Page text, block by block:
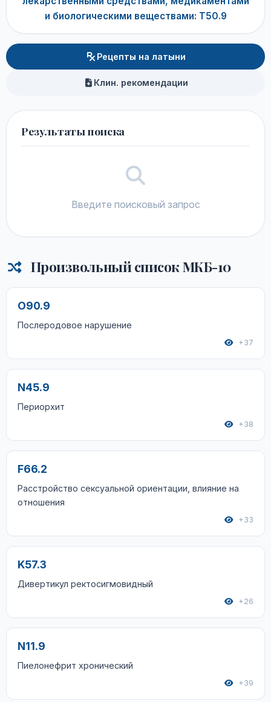
и биологическими веществами: T50.9
Рецепты на латыни
Клин. рекомендации
Результаты поиска
Введите поисковый запрос
Произвольный список МКБ-10
O90.9
Послеродовое нарушение
+37
N45.9
Периорхит
+38
F66.2
Расстройство сексуальной ориентации, влияние на
отношения
+33
K57.3
Дивертикул ректосигмовидный
+26
N11.9
Пиелонефрит хронический
+39